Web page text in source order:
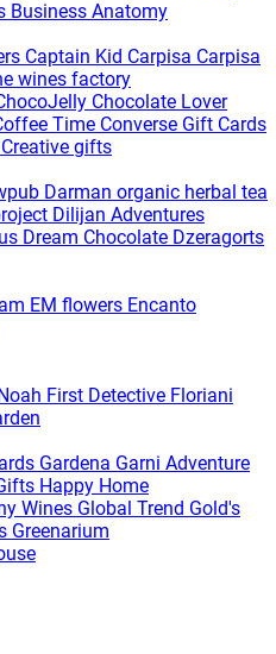
Business Anatomy
Captain Kid Carpisa Carpisa
wines factory
Chocolate Lover
Time Converse Gift Cards
Creative gifts
Darman organic herbal tea
Dilijan Adventures
Dream Chocolate Dzeragorts
EM flowers Encanto
First Detective Floriani
Gardena Garni Adventure
Happy Home
Wines Global Trend Gold's
Greenarium